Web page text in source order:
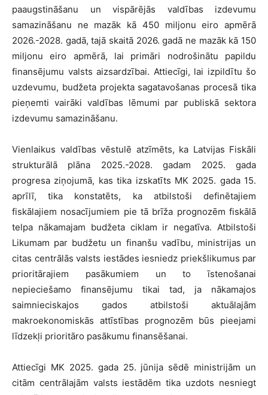
paaugstināšanu un vispārējās valdības izdevumu
samazināšanu ne mazāk kā 450 miljonu eiro apmērā
2026.-2028. gadā, tajā skaitā 2026. gadā ne mazāk kā 150
miljonu eiro apmērā, lai primāri nodrošinātu papildu
finansējumu valsts aizsardzībai. Attiecīgi, lai izpildītu šo
uzdevumu, budžeta projekta sagatavošanas procesā tika
pieņemti vairāki valdības lēmumi par publiskā sektora
izdevumu samazināšanu.
Vienlaikus valdības vēstulē atzīmēts, ka Latvijas Fiskāli
strukturālā plāna 2025.-2028. gadam 2025. gada
progresa ziņojumā, kas tika izskatīts MK 2025. gada 15.
aprīlī, tika konstatēts, ka atbilstoši definētajiem
fiskālajiem nosacījumiem pie tā brīža prognozēm fiskālā
telpa nākamajam budžeta ciklam ir negatīva. Atbilstoši
Likumam par budžetu un finanšu vadību, ministrijas un
citas centrālās valsts iestādes iesniedz priekšlikumus par
prioritārajiem pasākumiem un to īstenošanai
nepieciešamo finansējumu tikai tad, ja nākamajos
saimnieciskajos gados atbilstoši aktuālajām
makroekonomiskās attīstības prognozēm būs pieejami
līdzekļi prioritāro pasākumu finansēšanai.
Attiecīgi MK 2025. gada 25. jūnija sēdē ministrijām un
citām centrālajām valsts iestādēm tika uzdots nesniegt